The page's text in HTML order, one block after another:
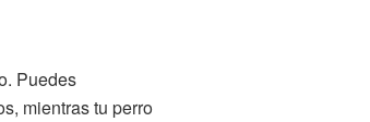
Puedes
mientras tu perro